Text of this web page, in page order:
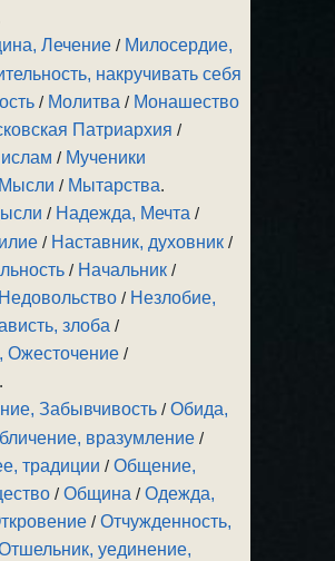
Лечение / Милосердие,
накручивать себя
/ Молитва / Монашество
Патриархия /
/ Мученики
Мысли / Мытарства.
/ Надежда, Мечта /
/ Наставник, духовник /
/ Начальник /
Недовольство / Незлобие,
злоба /
Ожесточение /
.
Забывчивость /Обида,
вразумление /
традиции /Общение,
/Община /Одежда,
/Отчужденность,
уединение,